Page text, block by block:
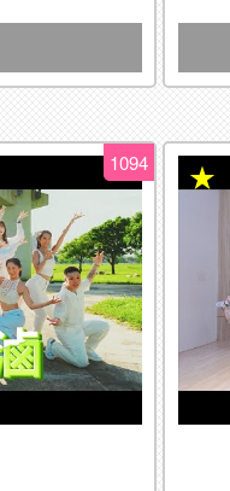
1094
★